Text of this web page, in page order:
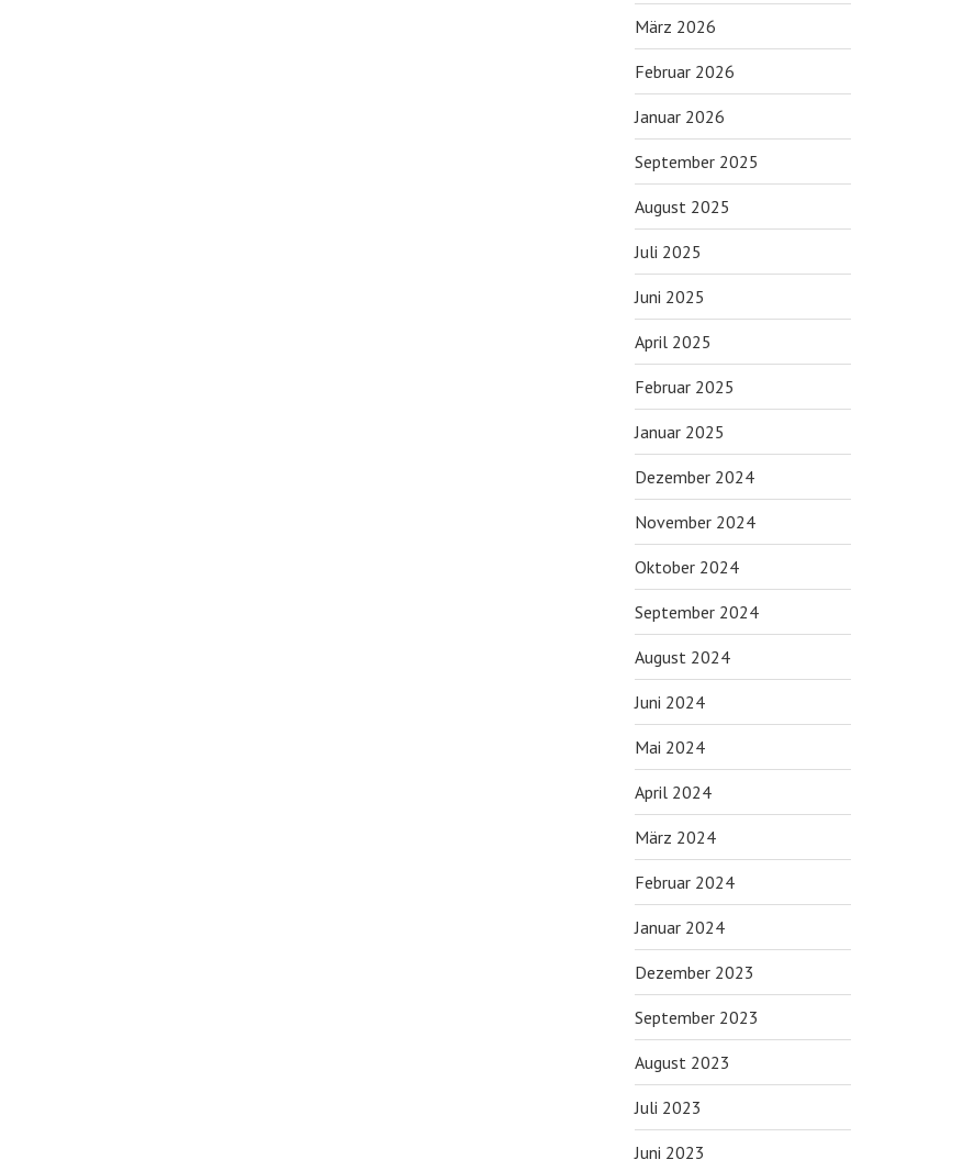
März 2026
Februar 2026
Januar 2026
September 2025
August 2025
Juli 2025
Juni 2025
April 2025
Februar 2025
Januar 2025
Dezember 2024
November 2024
Oktober 2024
September 2024
August 2024
Juni 2024
Mai 2024
April 2024
März 2024
Februar 2024
Januar 2024
Dezember 2023
September 2023
August 2023
Juli 2023
Juni 2023